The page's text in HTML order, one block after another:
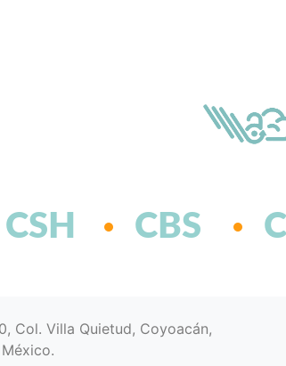
CSH CBS
Col. Villa Quietud, Coyoacán,